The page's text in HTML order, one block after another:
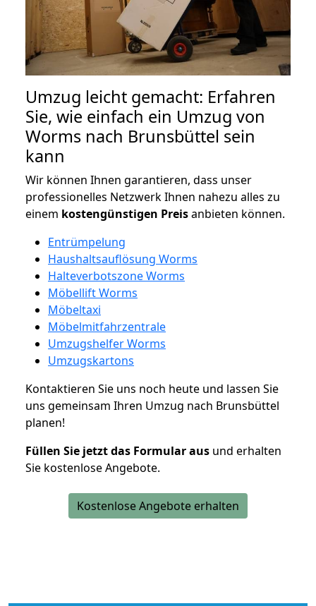
Umzug leicht gemacht: Erfahren
Sie, wie einfach ein Umzug von
Worms nach Brunsbüttel sein
kann
Wir können Ihnen garantieren, dass unser
professionelles Netzwerk Ihnen nahezu alles zu
einem kostengünstigen Preisanbieten können.
Entrümpelung
Haushaltsauflösung Worms
Halteverbotszone Worms
Möbellift Worms
Möbeltaxi
Möbelmitfahrzentrale
Umzugshelfer Worms
Umzugskartons
Kontaktieren Sie uns noch heute und lassen Sie
uns gemeinsam Ihren Umzug nach Brunsbüttel
planen!
Füllen Sie jetzt das Formular aus und erhalten
Sie kostenlose Angebote.
Kostenlose Angebote erhalten